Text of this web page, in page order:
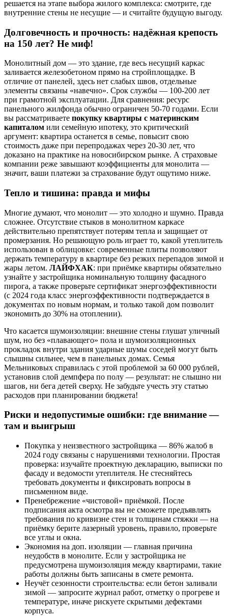
решается на этапе выбора жилого комплекса: смотрите, где
внутренние стены не несущие — и считайте будущую выгоду.
Долговечность и прочность: надёжная крепость
на 150 лет? Не миф!
Монолитный дом — это здание, где весь несущий каркас
заливается железобетоном прямо на стройплощадке. В
отличие от панелей, здесь нет слабых швов, отдельные
элементы связаны «навечно». Срок службы — 100-200 лет
при грамотной эксплуатации. Для сравнения: ресурс
панельного жилфонда обычно ограничен 50-70 годами. Если
вы рассматриваете покупку квартиры с материнским
капиталом или семейную ипотеку, это критический
аргумент: квартира останется в семье, повысит свою
стоимость даже при перепродажах через 20-30 лет, что
доказано на практике на новосибирском рынке. А страховые
компании реже завышают коэффициенты для монолита —
значит, ваши платежи за страхование будут ощутимо ниже.
Тепло и тишина: правда и мифы
Многие думают, что монолит — это холодно и шумно. Правда
сложнее. Отсутствие стыков в монолитном каркасе
действительно препятствует потерям тепла и защищает от
промерзания. Но решающую роль играет то, какой утеплитель
использован в облицовке: современные плиты позволяют
держать температуру в квартире без резких перепадов зимой и
жары летом. ЛАЙФХАК: при приёмке квартиры обязательно
узнайте у застройщика номинальную толщину фасадного
пирога, а также проверьте сертификат энергоэффективности
(с 2024 года класс энергоэффективности подтверждается в
документах по новым нормам, и только такой дом позволит
экономить до 30% на отоплении).
Что касается шумоизоляции: внешние стены глушат уличный
шум, но без «плавающего» пола и шумоизоляционных
прокладок внутри здания ударные шумы соседей могут быть
слышны сильнее, чем в панельных домах. Семья
Мельниковых справилась с этой проблемой за 60 000 рублей,
установив слой демпфера по полу — результат: не слышно ни
шагов, ни бега детей сверху. Не забудьте учесть эту статью
расходов при планировании бюджета!
Риски и недопустимые ошибки: где внимание —
там и выигрыш
Покупка у неизвестного застройщика — 86% жалоб в
2024 году связаны с нарушениями технологии. Простая
проверка: изучайте проектную декларацию, выписки по
фасаду и ведомости утеплителя. Не стесняйтесь
требовать документы и фиксировать вопросы в
письменном виде.
Пренебрежение «чистовой» приёмкой. После
подписания акта осмотра вы не сможете предъявлять
требования по кривизне стен и толщинам стяжки — на
приёмку берите лазерный уровень, правило, проверьте
все углы и окна.
Экономия на доп. изоляции — главная причина
неудобств в монолите. Если у застройщика не
предусмотрена шумоизоляция между квартирами, такие
работы должны быть записаны в смете ремонта.
Неучёт сезонности строительства: если бетон заливали
зимой — запросите журнал работ, отметку о прогреве и
температуре, иначе рискуете скрытыми дефектами
корпуса.